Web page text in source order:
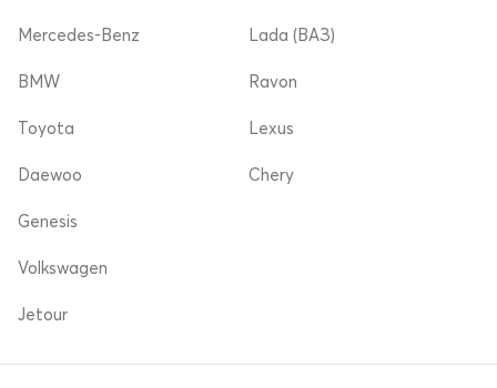
Mercedes-Benz Lada (ВАЗ)
BMW
Toyota
Daewoo
Ravon
Lexus
Chery
Genesis
Volkswagen
Jetour